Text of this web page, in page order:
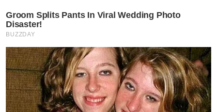
Groom Splits Pants In Viral Wedding Photo
Disaster!
BUZZDAY